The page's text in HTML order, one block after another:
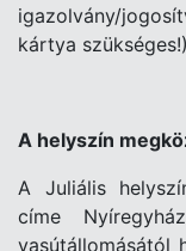
igazolvány/
kártya szükséges!)
A helyszín
A Juliális
címe
vasútállomásától